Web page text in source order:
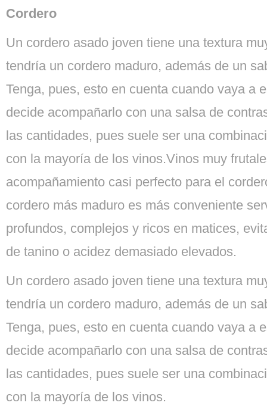
Cordero
Un cordero asado joven tiene una textura
tendría un cordero maduro, además de un
Tenga, pues, esto en cuenta cuando vaya a
decide acompañarlo con una salsa de
las cantidades, pues suele ser una
con la mayoría de los vinos.Vinos muy
acompañamiento casi perfecto para el
cordero más maduro es más conveniente
profundos, complejos y ricos en matices,
de tanino o acidez demasiado elevados.
Un cordero asado joven tiene una textura
tendría un cordero maduro, además de un
Tenga, pues, esto en cuenta cuando vaya a
decide acompañarlo con una salsa de
las cantidades, pues suele ser una
con la mayoría de los vinos.